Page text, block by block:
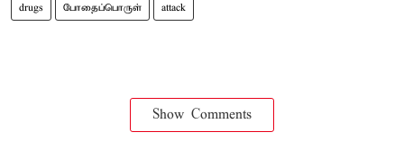
drugs போதைப்பொருள் attack
Show Comments